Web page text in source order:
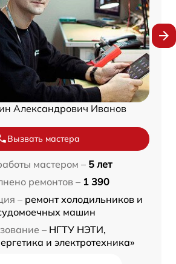
Александрович Иванов
Вызвать мастера
мастером – 5 лет
ремонтов – 1 390
– ремонт холодильников и
машин
– НГТУ НЭТИ,
и электротехника»